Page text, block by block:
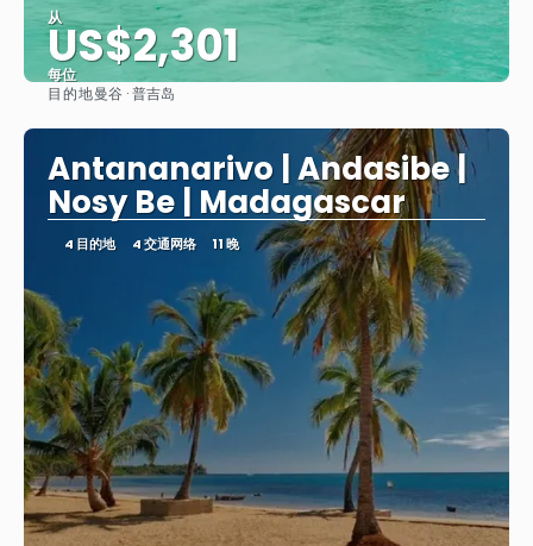
从
US$2,301
每位
目的地曼谷 · 普吉岛
Antananarivo | Andasibe |
Nosy Be | Madagascar
4 目的地 4 交通网络 11 晚